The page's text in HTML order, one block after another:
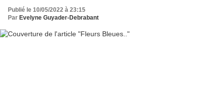
Publié le 10/05/2022 à 23:15
Par Evelyne Guyader-Debrabant